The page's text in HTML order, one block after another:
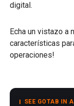
digital.
Echa un vistazo a
características
operaciones!
SEE GOTAB IN